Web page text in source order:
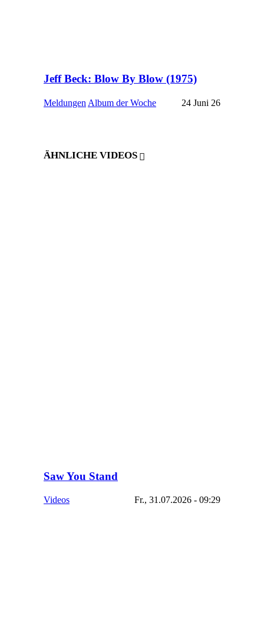
Jeff Beck: Blow By Blow (1975)
Meldungen Album der Woche 24 Juni 26
ÄHNLICHE VIDEOS
Saw You Stand
Videos Fr., 31.07.2026 - 09:29